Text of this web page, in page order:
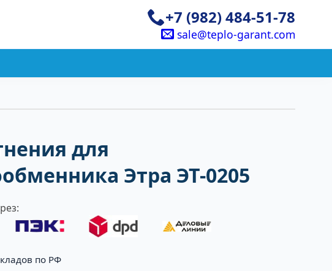
+7 (982) 484-51-78
sale@teplo-garant.com
для
Этра ЭТ-0205
по РФ